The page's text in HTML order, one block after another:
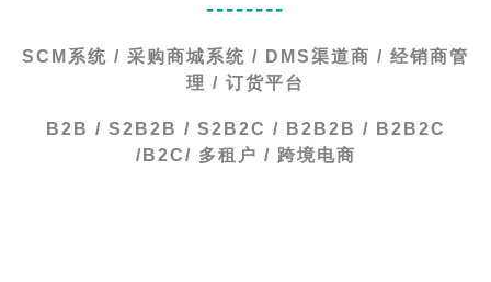
--------
SCM系统 / 采购商城系统 / DMS渠道商 / 经销商管
理 / 订货平台
B2B / S2B2B / S2B2C / B2B2B / B2B2C
/B2C/ 多租户 / 跨境电商